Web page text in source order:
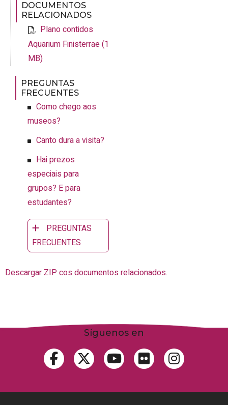
DOCUMENTOS
RELACIONADOS
Plano contidos
Aquarium Finisterrae (1
MB)
PREGUNTAS
FRECUENTES
Como chego aos
museos?
Canto dura a visita?
Hai prezos
especiais para
grupos? E para
estudantes?
PREGUNTAS
FRECUENTES
Descargar ZIP cos documentos relacionados.
Síguenos en